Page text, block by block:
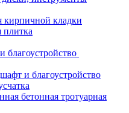
кирпичной кладки
плитка
и благоустройство
бетонная тротуарная